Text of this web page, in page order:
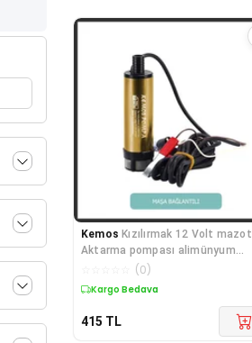
Kemos Kızılırmak 12 Volt mazot
Aktarma pompası alimünyum
Gövdeli Açma Kapama Düğmeli
(0)
Kargo Bedava
415 TL